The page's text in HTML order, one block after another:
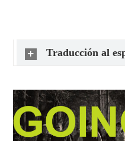
Traducción al